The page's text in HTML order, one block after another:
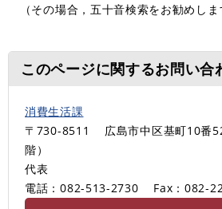
（その場合，五十音検索をお勧めしま
このページに関するお問い合
消費生活課
〒730-8511
広島市中区基町10番
階）
代表
電話：082-513-2730
Fax：